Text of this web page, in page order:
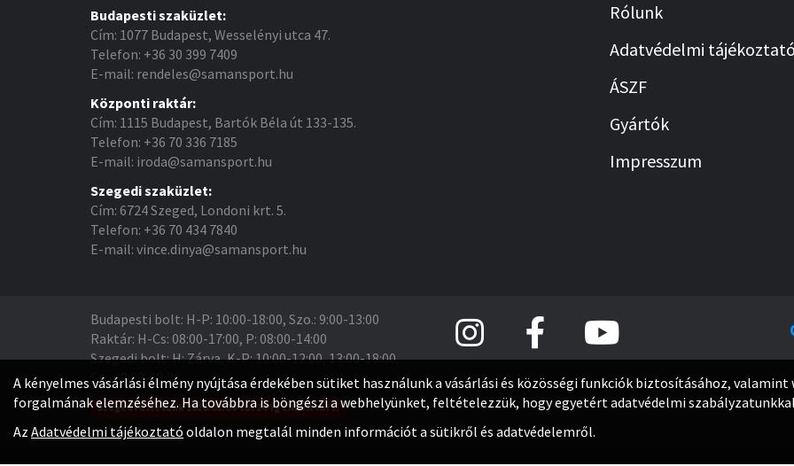
Budapesti szaküzlet:
Cím: 1077 Budapest, Wesselényi utca 47.
Telefon: +36 30 399 7409
E-mail: rendeles@samansport.hu
Központi raktár:
Cím: 1115 Budapest, Bartók Béla út 133-135.
Telefon: +36 70 336 7185
E-mail: iroda@samansport.hu
Szegedi szaküzlet:
Cím: 6724 Szeged, Londoni krt. 5.
Telefon: +36 70 434 7840
E-mail: vince.dinya@samansport.hu
Rólunk
Adatvédelmi tájékoztató
ÁSZF
Gyártók
Impresszum
Budapesti bolt: H-P: 10:00-18:00, Szo.: 9:00-13:00
Raktár: H-Cs: 08:00-17:00, P: 08:00-14:00
Szegedi bolt: H: Zárva, K-P: 10:00-12:00, 13:00-18:00,
Szo.: 9:00-13:00
Szegedi üzletünk 2026.08.04-től 24-ig ZÁRVA tart.
A kényelmes vásárlási élmény nyújtása érdekében sütiket használunk a vásárlási és közösségi funkciók biztosításához,
forgalmának elemzéséhez. Ha továbbra is böngészi a webhelyünket, feltételezzük, hogy egyetért adatvédelmi
Az Adatvédelmi tájékoztató oldalon megtalál minden információt a sütikről és adatvédelemről.